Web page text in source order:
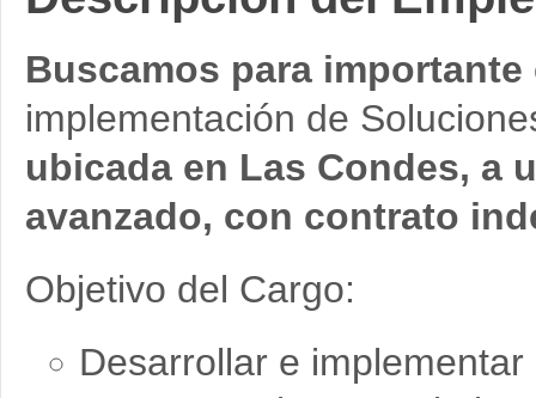
Buscamos para
implementación de
ubicada en Las Condes, a
avanzado, con contrato
Objetivo del Cargo:
Desarrollar e